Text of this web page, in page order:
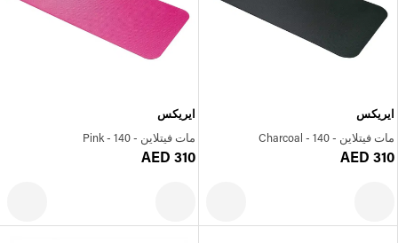
ايريكس
مات فيتلاين - Charcoal - 140
AED 310
ايريكس
مات فيتلاين - Pink - 140
AED 310